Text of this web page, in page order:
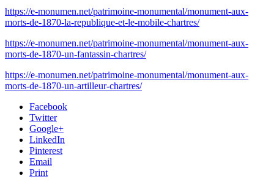
https://e-monumen.net/patrimoine-monumental/monument-aux-
morts-de-1870-la-republique-et-le-mobile-chartres/
https://e-monumen.net/patrimoine-monumental/monument-aux-
morts-de-1870-un-fantassin-chartres/
https://e-monumen.net/patrimoine-monumental/monument-aux-
morts-de-1870-un-artilleur-chartres/
Facebook
Twitter
Google+
LinkedIn
Pinterest
Email
Print